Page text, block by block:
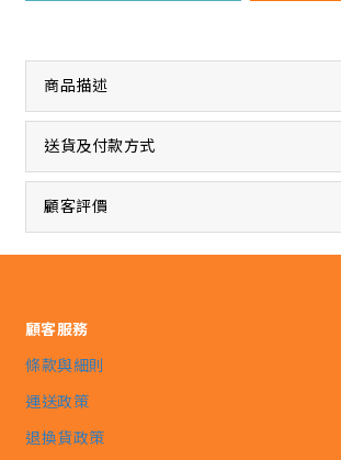
商品描述
送貨及付款方式
顧客評價
顧客服務
條款與細則
運送政策
退換貨政策